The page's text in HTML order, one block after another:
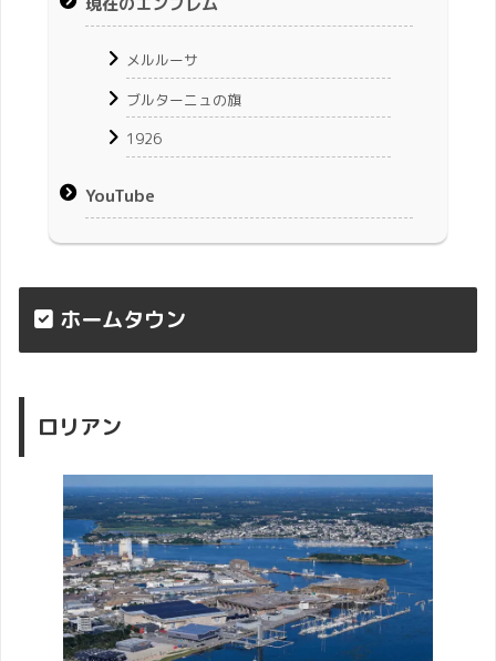
メルルーサ
ブルターニュの旗
1926
YouTube
ホームタウン
ロリアン